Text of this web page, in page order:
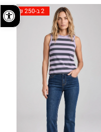
2 ב-250 ₪